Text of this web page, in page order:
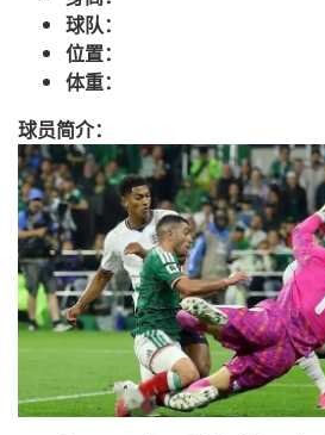
球队：
位置：
体重：
球员简介：